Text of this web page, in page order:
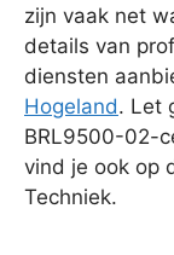
zijn vaak net
details van
diensten
Hogeland. Let
BRL9500-02-
vind je ook op
Techniek.